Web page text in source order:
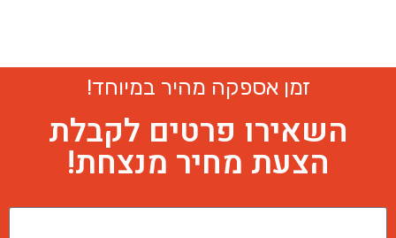
זמן אספקה מהיר במיוחד!
השאירו פרטים לקבלת
הצעת מחיר מנצחת!